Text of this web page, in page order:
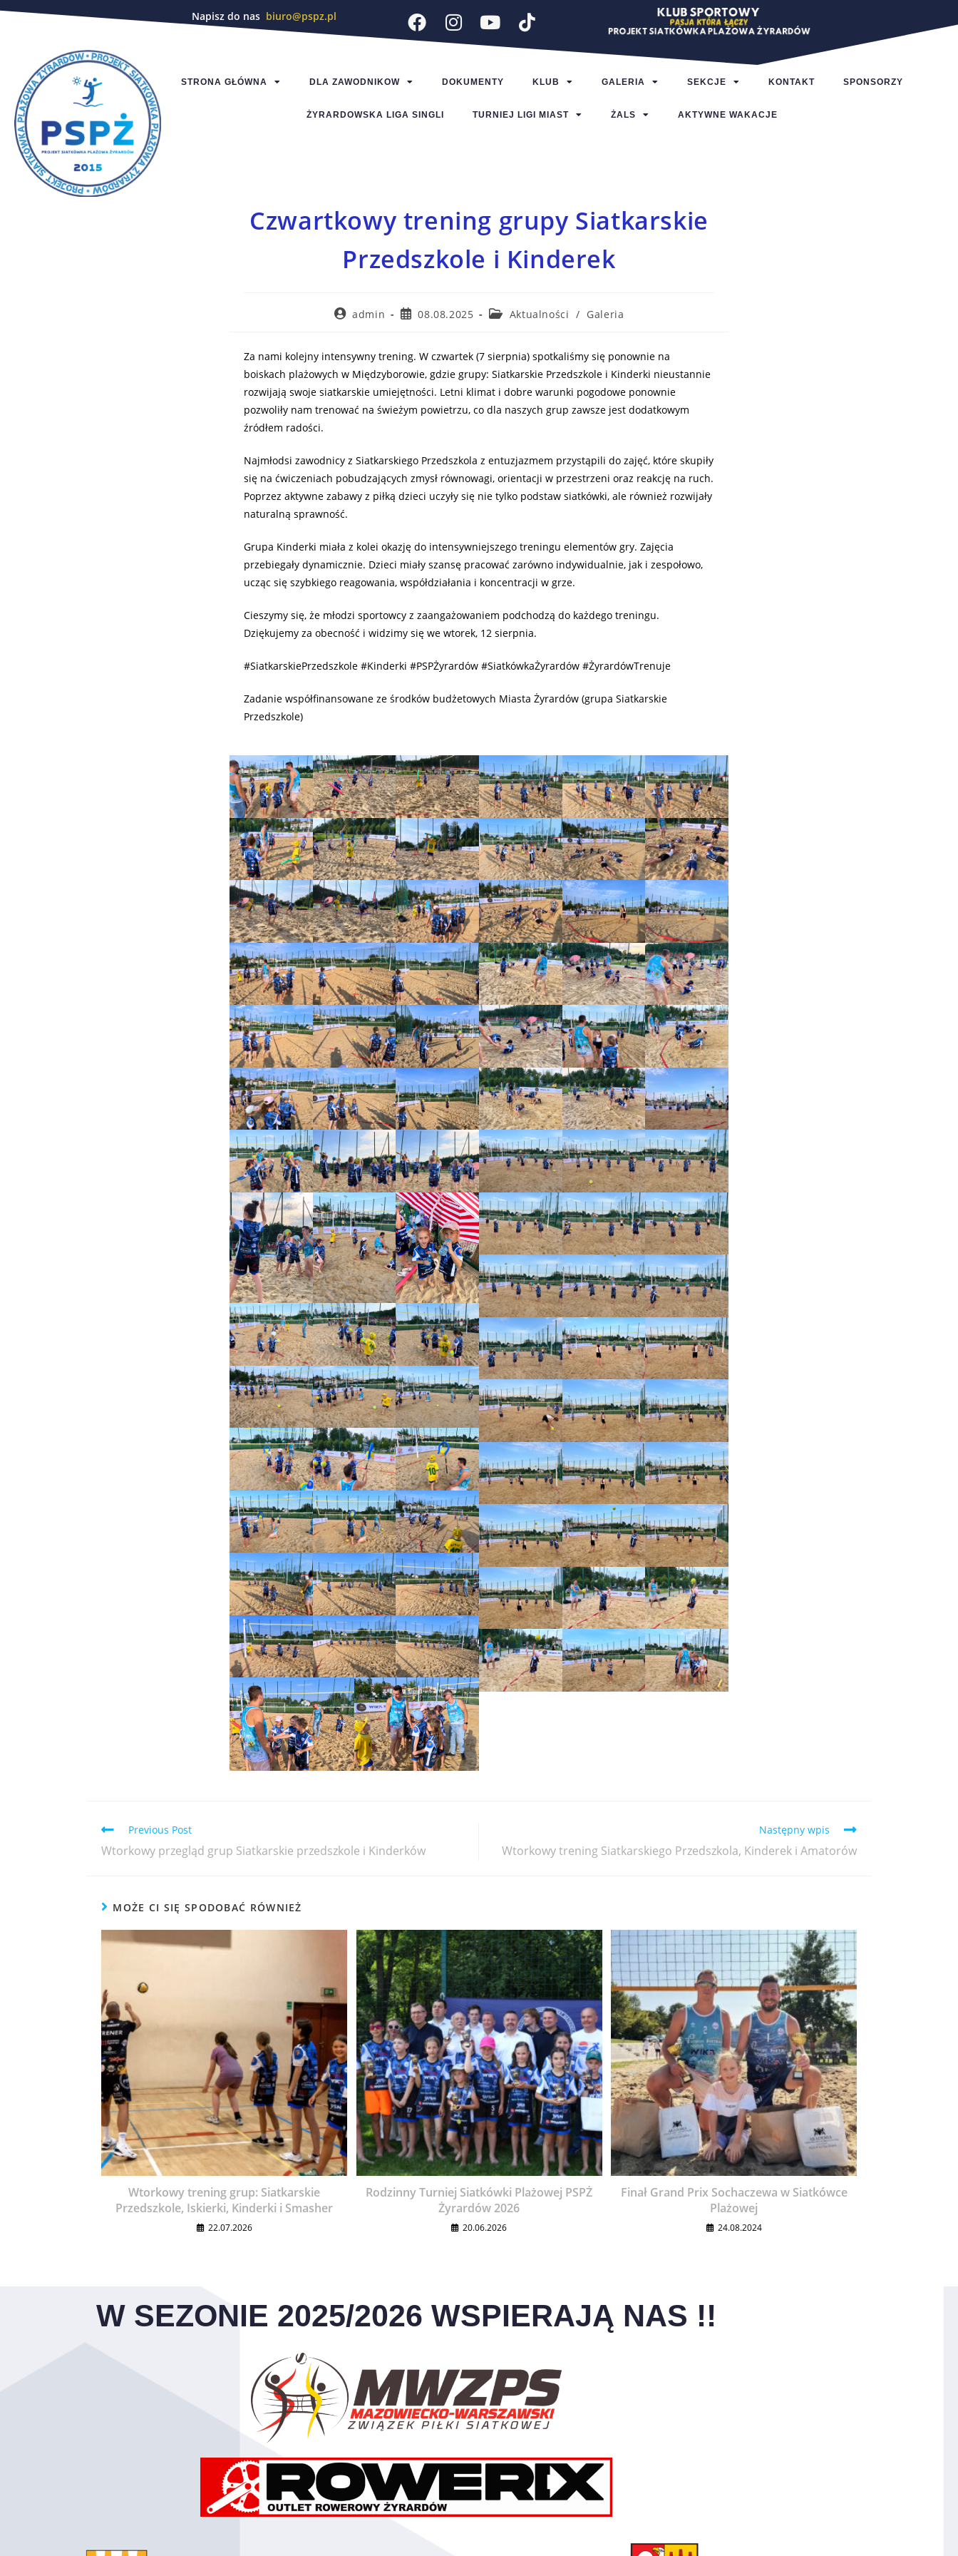
Napisz do nas biuro@pspz.pl
STRONA GŁÓWNA DLA ZAWODNIKOW DOKUMENTY KLUB GALERIA SEKCJE KONTAKT SPONSORZY
ŻYRARDOWSKA LIGA SINGLI TURNIEJ LIGI MIAST ŻALS AKTYWNE WAKACJE
Czwartkowy trening grupy Siatkarskie
Przedszkole i Kinderek
admin 08.08.2025 Aktualności / Galeria
Za nami kolejny intensywny trening. W czwartek (7 sierpnia) spotkaliśmy się ponownie na
boiskach plażowych w Międzyborowie, gdzie grupy: Siatkarskie Przedszkole i Kinderki nieustannie
rozwijają swoje siatkarskie umiejętności. Letni klimat i dobre warunki pogodowe ponownie
pozwoliły nam trenować na świeżym powietrzu, co dla naszych grup zawsze jest dodatkowym
źródłem radości.
Najmłodsi zawodnicy z Siatkarskiego Przedszkola z entuzjazmem przystąpili do zajęć, które skupiły
się na ćwiczeniach pobudzających zmysł równowagi, orientacji w przestrzeni oraz reakcję na ruch.
Poprzez aktywne zabawy z piłką dzieci uczyły się nie tylko podstaw siatkówki, ale również rozwijały
naturalną sprawność.
Grupa Kinderki miała z kolei okazję do intensywniejszego treningu elementów gry. Zajęcia
przebiegały dynamicznie. Dzieci miały szansę pracować zarówno indywidualnie, jak i zespołowo,
ucząc się szybkiego reagowania, współdziałania i koncentracji w grze.
Cieszymy się, że młodzi sportowcy z zaangażowaniem podchodzą do każdego treningu.
Dziękujemy za obecność i widzimy się we wtorek, 12 sierpnia.
#SiatkarskiePrzedszkole #Kinderki #PSPŻyrardów #SiatkówkaŻyrardów #ŻyrardówTrenuje
Zadanie współfinansowane ze środków budżetowych Miasta Żyrardów (grupa Siatkarskie
Przedszkole)
Previous Post
Wtorkowy przegląd grup Siatkarskie przedszkole i Kinderków
Następny wpis
Wtorkowy trening Siatkarskiego Przedszkola, Kinderek i Amatorów
MOŻE CI SIĘ SPODOBAĆ RÓWNIEŻ
Wtorkowy trening grup: Siatkarskie
Przedszkole, Iskierki, Kinderki i Smasher
22.07.2026
Rodzinny Turniej Siatkówki Plażowej PSPŻ
Żyrardów 2026
20.06.2026
Finał Grand Prix Sochaczewa w Siatkówce
Plażowej
24.08.2024
W SEZONIE 2025/2026 WSPIERAJĄ NAS !!